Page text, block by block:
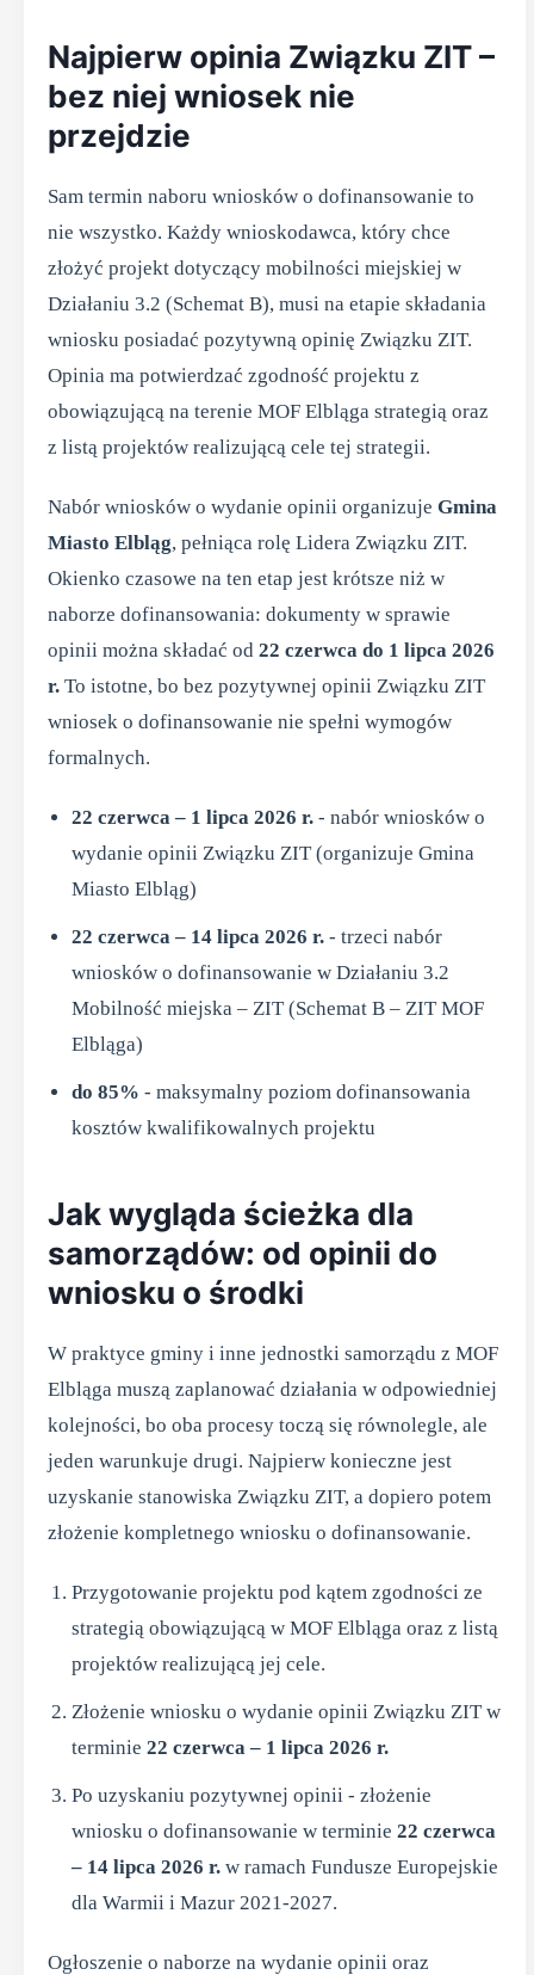
Najpierw opinia Związku ZIT –
bez niej wniosek nie
przejdzie
Sam termin naboru wniosków o dofinansowanie to
nie wszystko. Każdy wnioskodawca, który chce
złożyć projekt dotyczący mobilności miejskiej w
Działaniu 3.2 (Schemat B), musi na etapie składania
wniosku posiadać pozytywną opinię Związku ZIT.
Opinia ma potwierdzać zgodność projektu z
obowiązującą na terenie MOF Elbląga strategią oraz
z listą projektów realizującą cele tej strategii.
Nabór wniosków o wydanie opinii organizuje Gmina
Miasto Elbląg, pełniąca rolę Lidera Związku ZIT.
Okienko czasowe na ten etap jest krótsze niż w
naborze dofinansowania: dokumenty w sprawie
opinii można składać od 22 czerwca do 1 lipca 2026
r. To istotne, bo bez pozytywnej opinii Związku ZIT
wniosek o dofinansowanie nie spełni wymogów
formalnych.
22 czerwca – 1 lipca 2026 r. - nabór wniosków o
wydanie opinii Związku ZIT (organizuje Gmina
Miasto Elbląg)
22 czerwca – 14 lipca 2026 r. - trzeci nabór
wniosków o dofinansowanie w Działaniu 3.2
Mobilność miejska – ZIT (Schemat B – ZIT MOF
Elbląga)
do 85% - maksymalny poziom dofinansowania
kosztów kwalifikowalnych projektu
Jak wygląda ścieżka dla
samorządów: od opinii do
wniosku o środki
W praktyce gminy i inne jednostki samorządu z MOF
Elbląga muszą zaplanować działania w odpowiedniej
kolejności, bo oba procesy toczą się równolegle, ale
jeden warunkuje drugi. Najpierw konieczne jest
uzyskanie stanowiska Związku ZIT, a dopiero potem
złożenie kompletnego wniosku o dofinansowanie.
Przygotowanie projektu pod kątem zgodności ze
strategią obowiązującą w MOF Elbląga oraz z listą
projektów realizującą jej cele.
Złożenie wniosku o wydanie opinii Związku ZIT w
terminie 22 czerwca – 1 lipca 2026 r.
Po uzyskaniu pozytywnej opinii - złożenie
wniosku o dofinansowanie w terminie 22 czerwca
– 14 lipca 2026 r. w ramach Fundusze Europejskie
dla Warmii i Mazur 2021-2027.
Ogłoszenie o naborze na wydanie opinii oraz